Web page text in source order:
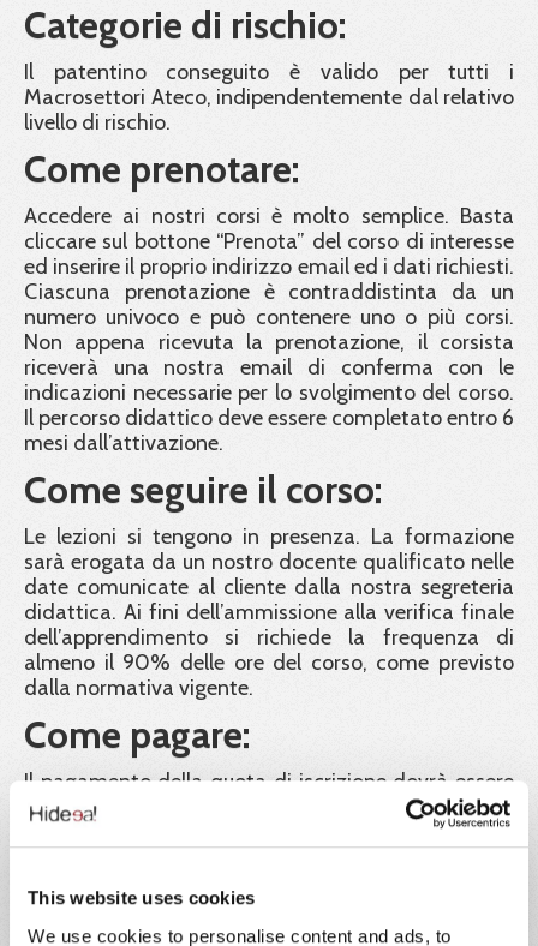
This website uses cookies
We use cookies to personalise content and ads, to
Categorie di rischio:
Il patentino conseguito è valido per tutti i
Macrosettori Ateco, indipendentemente dal relativo
livello di rischio.
Come prenotare:
Accedere ai nostri corsi è molto semplice. Basta
cliccare sul bottone “Prenota” del corso di interesse
ed inserire il proprio indirizzo email ed i dati richiesti.
Ciascuna prenotazione è contraddistinta da un
numero univoco e può contenere uno o più corsi.
Non appena ricevuta la prenotazione, il corsista
riceverà una nostra email di conferma con le
indicazioni necessarie per lo svolgimento del corso.
Il percorso didattico deve essere completato entro 6
mesi dall’attivazione.
Come seguire il corso:
Le lezioni si tengono in presenza. La formazione
sarà erogata da un nostro docente qualificato nelle
date comunicate al cliente dalla nostra segreteria
didattica. Ai fini dell’ammissione alla verifica finale
dell’apprendimento si richiede la frequenza di
almeno il 90% delle ore del corso, come previsto
dalla normativa vigente.
Come pagare:
Il pagamento della quota di iscrizione dovrà essere
effettuato entro 5 giorni lavorativi precedenti alla
data di inizio del corso. Le iscrizioni saranno in ogni
caso confermate fino ad esaurimento posti, in
pagamenti. La classe è a numero chiuso e sarà
composta da un massimo di 30 partecipanti. Chi